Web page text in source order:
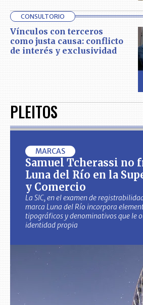
CONSULTORIO
Vínculos con terceros
como justa causa: conflicto
de interés y exclusividad
PLEITOS
MARCAS
Samuel Tcherassi no
Luna del Río en la
y Comercio
La SIC, en el examen de
marca Luna del Río incorpora
tipográficos y denominativos que le
identidad propia